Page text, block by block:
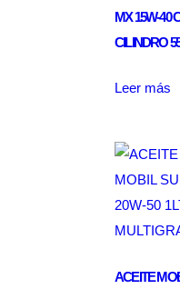
MX 15W-40
CILINDRO
Leer más
ACEITE